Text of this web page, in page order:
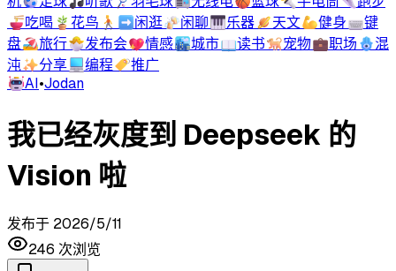
🍜吃喝 🪴 花鸟 🚶‍➡️闲逛🍻闲聊🎹乐器🪐天文💪健身⌨️键
盘🏖️旅行🐣发布会💖情感🏙️城市📖读书🐕宠物💼职场🪬混
沌✨分享💻编程🏷️推广
🤖AI•Jodan
我已经灰度到 Deepseek 的
Vision 啦
发布于 2026/5/11
246 次浏览